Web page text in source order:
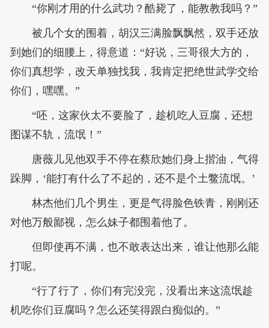
“你刚才用的什么武功？酷毙了，能教教我吗？”
被几个女的围着，胡汉三满脸飘飘然，双手还放
到她们的细腰上，得意道：“好说，三哥很大方的，
你们真想学，改天单独找我，我肯定把绝世武学交给
你们，嘿嘿。”
“呸，这家伙太不要脸了，趁机吃人豆腐，还想
图谋不轨，流氓！”
唐薇儿见他双手不停在蔡欣她们身上揩油，气得
跺脚，‘能打有什么了不起的，还不是个土鳖流氓。’
林杰他们几个男生，更是气得脸色铁青，刚刚还
对他万般鄙视，怎么妹子都围着他了。
但即使再不满，也不敢表达出来，谁让他那么能
打呢。
“行了行了，你们有完没完，没看出来这流氓趁
机吃你们豆腐吗？怎么还笑得跟白痴似的。”